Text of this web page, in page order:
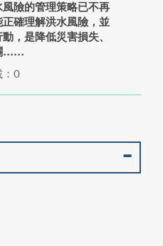
險的管理策略已不再
確理解洪水風險，並
，是降低災害損失、
...
：0